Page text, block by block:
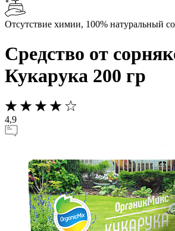
Отсутствие химии, 100% натуральный
Средство от
Кукарука 200 гр
4,9